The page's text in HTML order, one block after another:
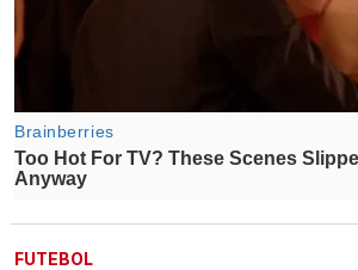
FUTEBOL